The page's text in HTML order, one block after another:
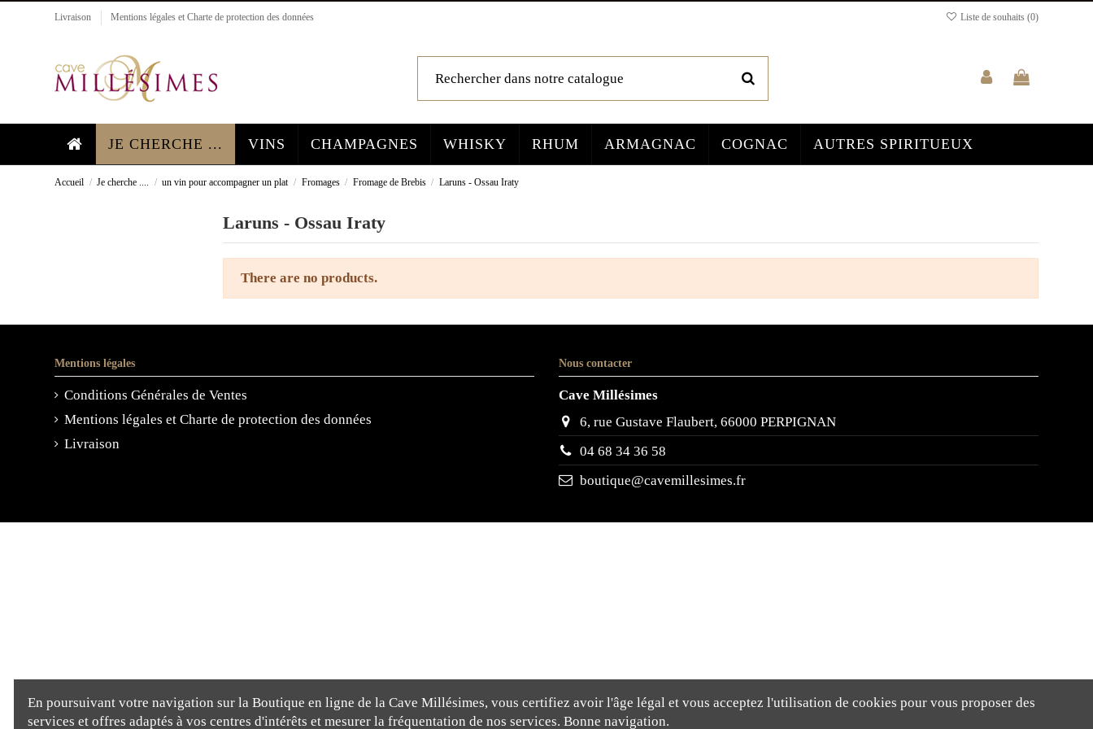
Livraison Mentions légales et Charte de protection des données Liste de souhaits (0)
JE CHERCHE ... VINS CHAMPAGNES WHISKY RHUM ARMAGNAC COGNAC AUTRES SPIRITUEUX
Accueil Je cherche .... un vin pour accompagner un plat Fromages Fromage de Brebis Laruns - Ossau Iraty
Laruns - Ossau Iraty
There are no products.
Mentions légales
Conditions Générales de Ventes
Mentions légales et Charte de protection des données
Livraison
Nous contacter
Cave Millésimes
6, rue Gustave Flaubert, 66000 PERPIGNAN
04 68 34 36 58
boutique@cavemillesimes.fr
En poursuivant votre navigation sur la Boutique en ligne de la Cave Millésimes, vous certifiez avoir l'âge légal et vous acceptez l'utilisation de cookies pour vous proposer des
services et offres adaptés à vos centres d'intérêts et mesurer la fréquentation de nos services. Bonne navigation.